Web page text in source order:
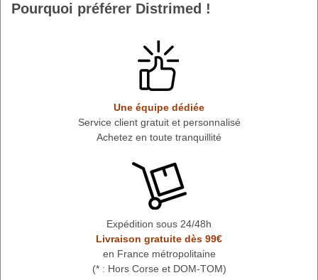
Pourquoi préférer Distrimed !
Une équipe dédiée
Service client gratuit et personnalisé
Achetez en toute tranquillité
Expédition sous 24/48h
Livraison gratuite dès 99€
en France métropolitaine
(* : Hors Corse et DOM-TOM)